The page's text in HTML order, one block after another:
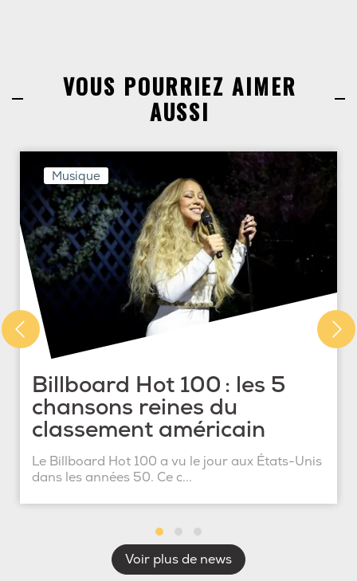
VOUS POURRIEZ AIMER
AUSSI
Musique
Billboard Hot 100 : les 5
chansons reines du
classement américain
Le Billboard Hot 100 a vu le jour aux États-Unis
dans les années 50. Ce c...
Voir plus de news